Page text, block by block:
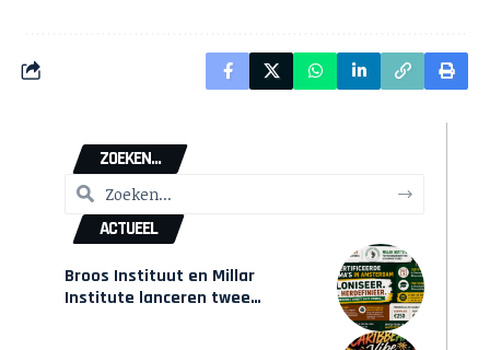
ZOEKEN...
ACTUEEL
Broos Instituut en Millar
Institute lanceren twee